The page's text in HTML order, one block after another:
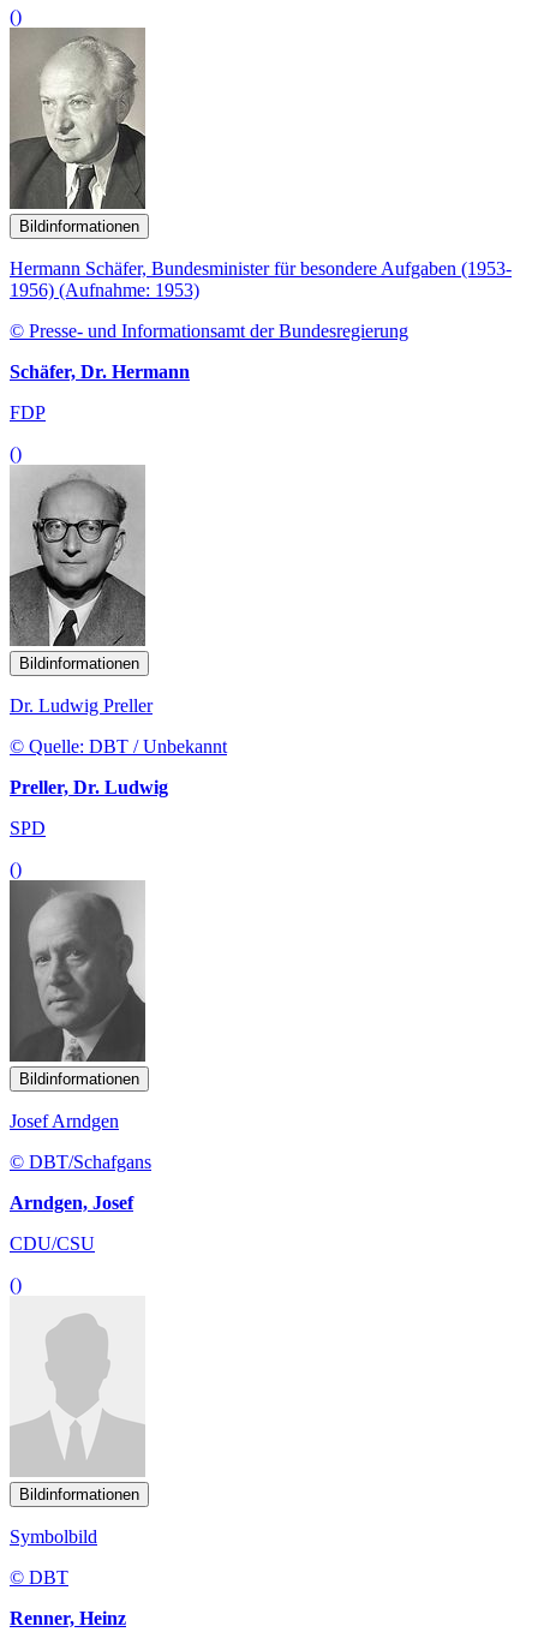
()
Bildinformationen
Hermann Schäfer, Bundesminister für besondere Aufgaben (1953-
1956) (Aufnahme: 1953)
© Presse- und Informationsamt der Bundesregierung
Schäfer, Dr. Hermann
FDP
()
Bildinformationen
Dr. Ludwig Preller
© Quelle: DBT / Unbekannt
Preller, Dr. Ludwig
SPD
()
Bildinformationen
Josef Arndgen
© DBT/Schafgans
Arndgen, Josef
CDU/CSU
()
Bildinformationen
Symbolbild
© DBT
Renner, Heinz